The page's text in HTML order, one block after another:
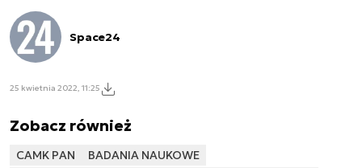
Space24
25 kwietnia 2022, 11:25
Zobacz również
CAMK PAN
BADANIA NAUKOWE